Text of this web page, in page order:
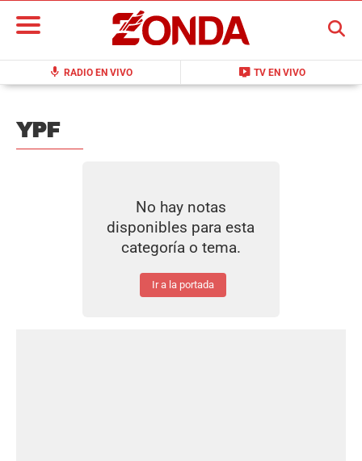
mic RADIO EN VIVO live_tv TV EN VIVO
BUSCAR
YPF
No hay notas
disponibles para esta
categoría o tema.
Ir a la portada